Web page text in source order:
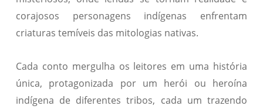
corajosos personagens indígenas enfrentam
criaturas temíveis das mitologias nativas.
Cada conto mergulha os leitores em uma história
única, protagonizada por um herói ou heroína
indígena de diferentes tribos, cada um trazendo